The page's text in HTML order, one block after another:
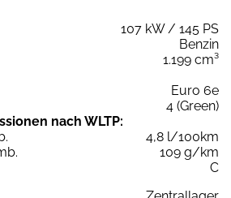
107 kW / 145 PS
Benzin
1.199 cm³
Euro 6e
4 (Green)
nach WLTP:
4,8 l/100km
109 g/km
C